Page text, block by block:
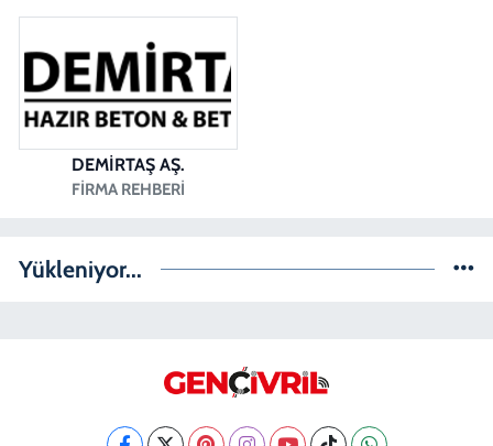
DEMİRTAŞ AŞ.
FIRMA REHBERI
Yükleniyor...